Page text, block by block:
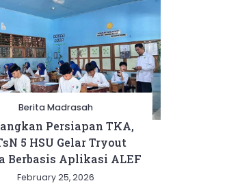
Berita Madrasah
Persiapan TKA,
5 HSU Gelar Tryout
Berbasis Aplikasi ALEF
February 25, 2026